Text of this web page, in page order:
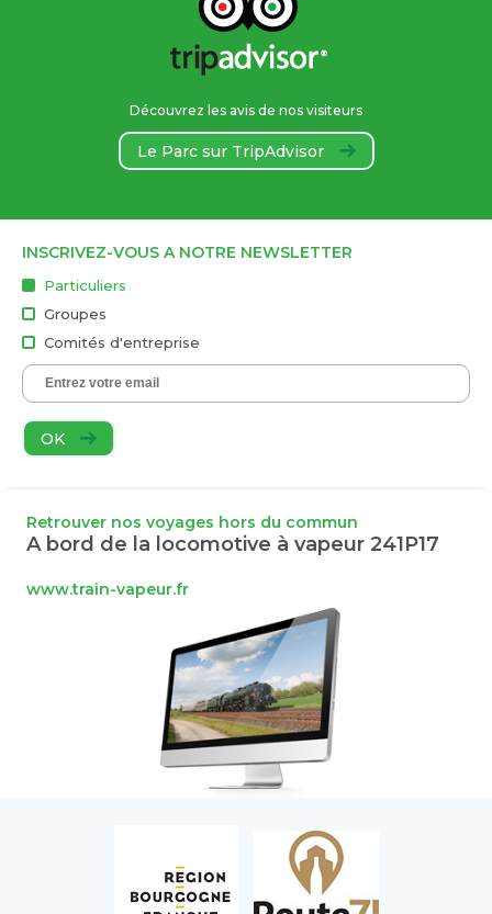
Découvrez les avis de nos visiteurs
Le Parc sur TripAdvisor
INSCRIVEZ-VOUS A NOTRE NEWSLETTER
Particuliers
Groupes
Comités d'entreprise
OK
Retrouver nos voyages hors du commun
A bord de la locomotive à vapeur 241P17
www.train-vapeur.fr